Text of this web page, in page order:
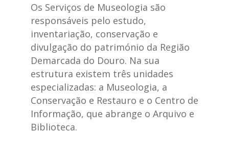
Os Serviços de Museologia são
responsáveis pelo estudo,
inventariação, conservação e
divulgação do património da Região
Demarcada do Douro. Na sua
estrutura existem três unidades
especializadas: a Museologia, a
Conservação e Restauro e o Centro de
Informação, que abrange o Arquivo e
Biblioteca.